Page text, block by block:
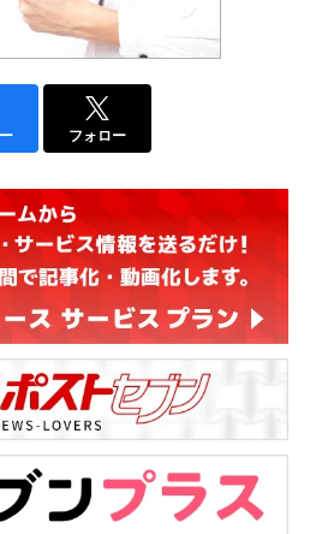
フォロー